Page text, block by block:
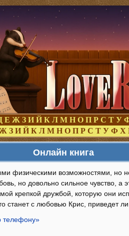
Е Ж З И Й К Л М Н О П Р С Т У
З И Й К Л М Н О П Р С Т У Ф Х
Онлайн книга
физическими возможностями, но
но довольно сильное чувство,
крепкой дружбой, которую они
станет с любовью Крис, приведет ли
телефону»